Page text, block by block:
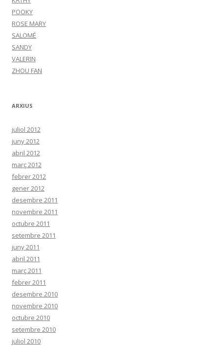
POOKY
ROSE MARY
SALOMÉ
SANDY
VALERIN
ZHOU FAN
ARXIUS
juliol 2012
juny 2012
abril 2012
març 2012
febrer 2012
gener 2012
desembre 2011
novembre 2011
octubre 2011
setembre 2011
juny 2011
abril 2011
març 2011
febrer 2011
desembre 2010
novembre 2010
octubre 2010
setembre 2010
juliol 2010